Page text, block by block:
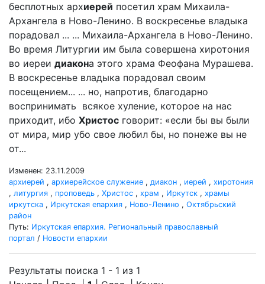
бесплотных архиерей посетил храм Михаила-
Архангела в Ново-Ленино. В воскресенье владыка
порадовал ... ... Михаила-Архангела в Ново-Ленино.
Во время Литургии им была совершена хиротония
во иереи диакона этого храма Феофана Мурашева.
В воскресенье владыка порадовал своим
посещением... ... но, напротив, благодарно
воспринимать всякое хуление, которое на нас
приходит, ибо Христос говорит: «если бы вы были
от мира, мир убо свое любил бы, но понеже вы не
от...
Изменен: 23.11.2009
архиерей , архиерейское служение , диакон , иерей , хиротония
, литургия , проповедь , Христос , храм , Иркутск , храмы
иркутска , Иркутская епархия , Ново-Ленино , Октябрьский
район
Путь: Иркутская епархия. Региональный православный
портал / Новости епархии
Результаты поиска 1 - 1 из 1